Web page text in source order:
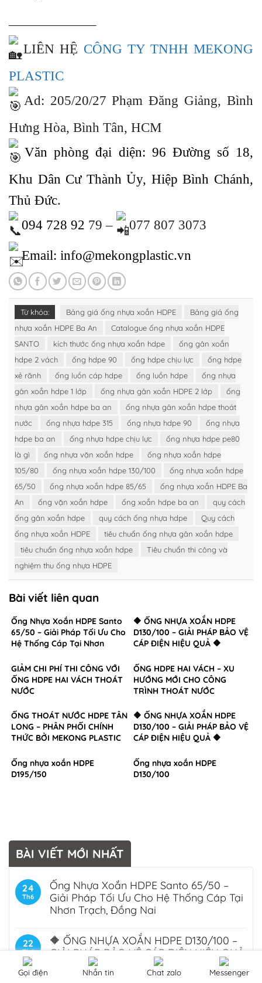
——————–
LIÊN HỆ CÔNG TY TNHH MEKONG
PLASTIC
Ad: 205/20/27 Phạm Đăng Giảng, Bình
Hưng Hòa, Bình Tân, HCM
Văn phòng đại diện: 96 Đường số 18,
Khu Dân Cư Thành Ủy, Hiệp Bình Chánh,
Thủ Đức.
094 728 92 79 – 077 807 3073
Email: info@mekongplastic.vn
Từ khóa: Bảng giá ống nhựa xoắn HDPE
Bảng giá ống
nhựa xoắn HDPE Ba An
Catalogue ống nhựa xoắn HDPE
SANTO
kích thước ống nhựa xoắn hdpe
ống gân xoắn
hdpe 2 vách
ống hdpe 90 ống hdpe chịu lực
ống hdpe
xẻ rãnh
ống luồn cáp hdpe ống luồn hdpe
ống nhựa
gân xoắn hdpe 1 lớp
ống nhựa gân xoắn HDPE 2 lớp
ống
nhựa gân xoắn hdpe ba an
ống nhựa gân xoắn hdpe thoát
nước
ống nhựa hdpe 315 ống nhựa hdpe 90
ống nhựa
hdpe ba an
ống nhựa hdpe chịu lực
ống nhựa hdpe pe80
là gì
ống nhựa vặn xoắn hdpe
ống nhựa xoắn hdpe
105/80
ống nhựa xoắn hdpe 130/100
ống nhựa xoắn hdpe
65/50
ống nhựa xoắn hdpe 85/65
ống nhựa xoắn HDPE Ba
An
ống vặn xoắn hdpe ống xoắn hdpe ba an
quy cách
ống gân xoắn hdpe
quy cách ống nhựa hdpe
Quy cách
ống nhựa xoắn HDPE
tiêu chuẩn ống nhựa gân xoắn hdpe
tiêu chuẩn ống nhựa xoắn hdpe
Tiêu chuẩn thi công và
nghiệm thu ống nhựa HDPE
Bài viết liên quan
Ống Nhựa Xoắn HDPE Santo
65/50 – Giải Pháp Tối Ưu Cho
Hệ Thống Cáp Tại Nhơn
🔶 ỐNG NHỰA XOẮN HDPE
D130/100 – GIẢI PHÁP BẢO VỆ
CÁP ĐIỆN HIỆU QUẢ 🔶
GIẢM CHI PHÍ THI CÔNG VỚI
ỐNG HDPE HAI VÁCH THOÁT
NƯỚC
ỐNG HDPE HAI VÁCH – XU
HƯỚNG MỚI CHO CÔNG
TRÌNH THOÁT NƯỚC
ỐNG THOÁT NƯỚC HDPE TÂN
LONG – PHÂN PHỐI CHÍNH
THỨC BỞI MEKONG PLASTIC
🔶 ỐNG NHỰA XOẮN HDPE
D130/100 – GIẢI PHÁP BẢO VỆ
CÁP ĐIỆN HIỆU QUẢ 🔶
Ống nhựa xoắn HDPE
D195/150
Ống nhựa xoắn HDPE
D130/100
BÀI VIẾT MỚI NHẤT
24
Th6
Ống Nhựa Xoắn HDPE Santo 65/50 –
Giải Pháp Tối Ưu Cho Hệ Thống Cáp Tại
Nhơn Trạch, Đồng Nai
22
Th6
🔶 ỐNG NHỰA XOẮN HDPE D130/100 –
GIẢI PHÁP BẢO VỆ CÁP ĐIỆN HIỆU QUẢ
Gọi điện Nhắn tin Chat zalo Messenger